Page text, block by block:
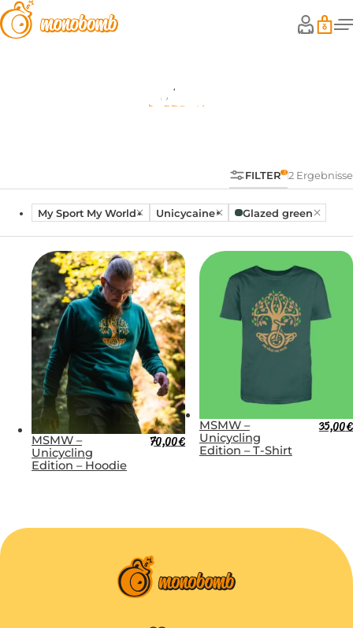
Shop
2 Ergebnisse
FILTER
My Sport My World Unicycaine Glazed green
MSMW –
Unicycling
Edition – Hoodie
70,00€
MSMW –
Unicycling
Edition – T-Shirt
35,00€